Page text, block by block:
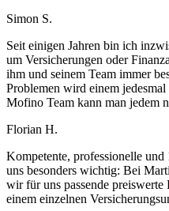
Simon S.
Seit einigen Jahren bin ich
um Versicherungen oder
ihm und seinem Team immer
Problemen wird einem
Mofino Team kann man jedem
Florian H.
Kompetente, professionelle
uns besonders wichtig: Bei
wir für uns passende
einem einzelnen